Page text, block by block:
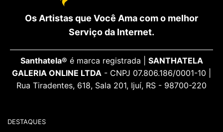
Os Artistas que Você Ama com o melhor
Serviço da Internet.
Santhatela® é marca registrada | SANTHATELA
GALERIA ONLINE LTDA - CNPJ 07.806.186/0001-10 |
Rua Tiradentes, 618, Sala 201, Ijuí, RS - 98700-220
DESTAQUES